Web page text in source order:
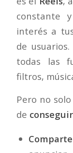
constante
interés a
de
todas las
filtros,
Pero no
de